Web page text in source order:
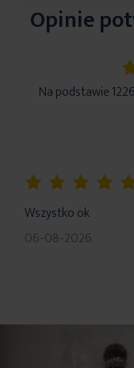
Opinie
Na podstawie
Wszystko ok
06-08-2026